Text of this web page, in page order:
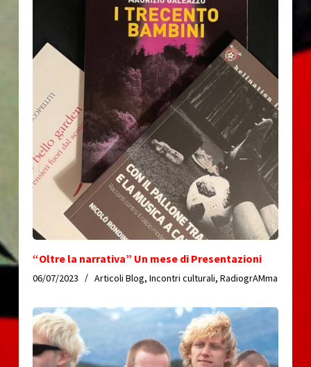
“Oltre la narrativa” Un mese di Presentazioni
06/07/2023 Articoli Blog, Incontri culturali, RadiogrAMma